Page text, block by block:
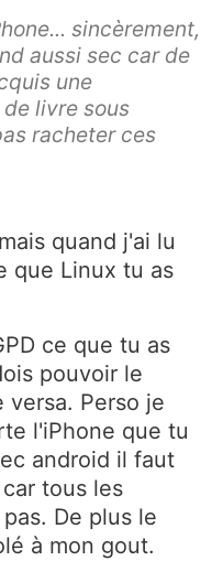
sincèrement,
aussi sec car de
une
livre sous
racheter ces
quand j'ai lu
que Linux tu as
ce que tu as
pouvoir le
versa. Perso je
l'iPhone que tu
android il faut
tous les
De plus le
à mon gout.